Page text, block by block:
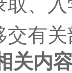
有
关内